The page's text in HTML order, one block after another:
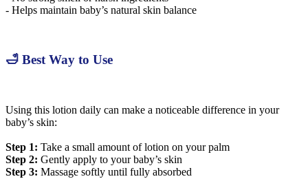
- Helps maintain baby’s natural skin balance
🛁 Best Way to Use
Using this lotion daily can make a noticeable difference in your
baby’s skin:
Step 1: Take a small amount of lotion on your palm
Step 2: Gently apply to your baby’s skin
Step 3: Massage softly until fully absorbed